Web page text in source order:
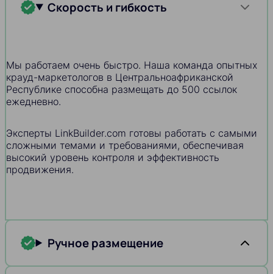
Скорость и гибкость
Мы работаем очень быстро. Наша команда опытных
крауд-маркетологов в Центральноафриканской
Республике способна размещать до 500 ссылок
ежедневно.
Эксперты LinkBuilder.com готовы работать с самыми
сложными темами и требованиями, обеспечивая
высокий уровень контроля и эффективность
продвижения.
Ручное размещение